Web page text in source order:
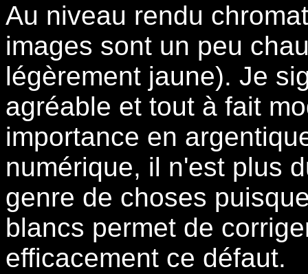
Au niveau rendu
images sont un peu
légèrement jaune). Je
agréable et tout à fait
importance en
numérique, il n'est plus
genre de choses
blancs permet de
efficacement ce défaut.